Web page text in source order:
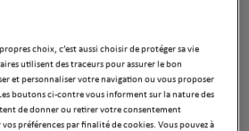
choix, c’est aussi choisir de protéger sa vie
utilisent des traceurs pour assurer le bon
et personnaliser votre navigation ou vous proposer
boutons ci-contre vous informent sur la nature des
de donner ou retirer votre consentement
préférences par finalité de cookies. Vous pouvez à